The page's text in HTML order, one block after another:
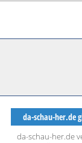
da-schau-her.de
da-schau-her.de